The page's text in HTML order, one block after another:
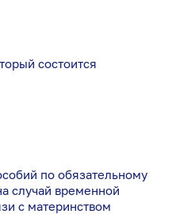
состоится
по обязательному
случай временной
с материнством